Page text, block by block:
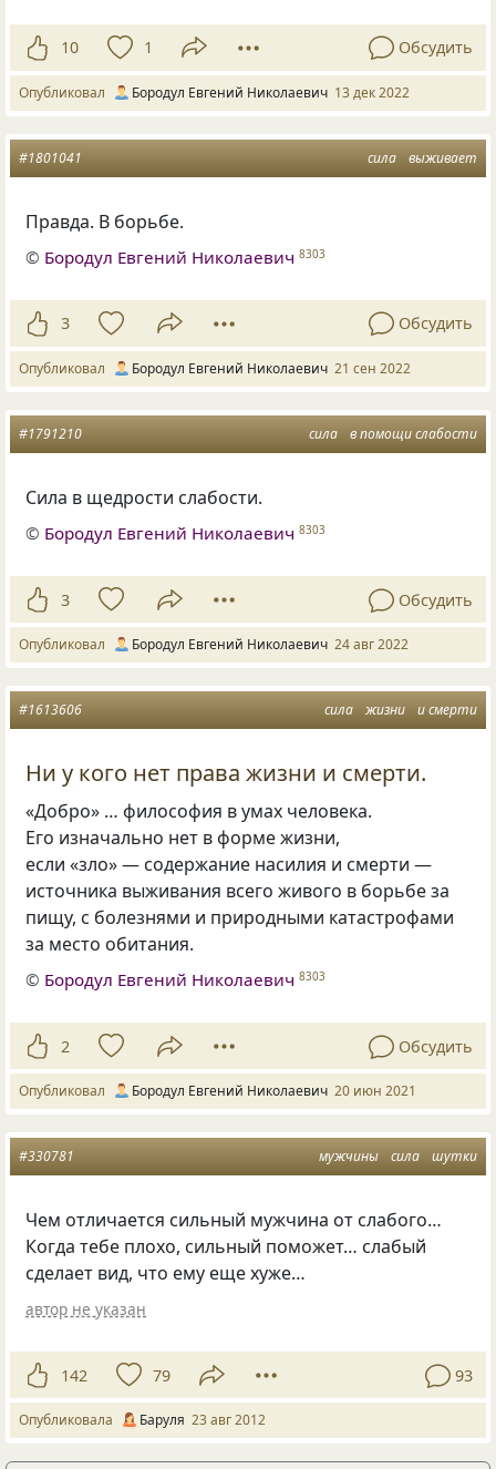
10 1 Обсудить
Опубликовал Бородул Евгений Николаевич 13 дек 2022
сила выживает
#1801041
Правда. В борьбе.
© Бородул Евгений Николаевич 8303
3 Обсудить
Опубликовал Бородул Евгений Николаевич 21 сен 2022
сила в помощи слабости
#1791210
Сила в щедрости слабости.
© Бородул Евгений Николаевич 8303
3 Обсудить
Опубликовал Бородул Евгений Николаевич 24 авг 2022
сила жизни и смерти
#1613606
Ни у кого нет права жизни и смерти.
«Добро» … философия в умах человека.
Его изначально нет в форме жизни,
если «зло» — содержание насилия и смерти —
источника выживания всего живого в борьбе за
пищу, с болезнями и природными катастрофами
за место обитания.
© Бородул Евгений Николаевич 8303
2 Обсудить
Опубликовал Бородул Евгений Николаевич 20 июн 2021
мужчины сила шутки
#330781
Чем отличается сильный мужчина от слабого…
Когда тебе плохо, сильный поможет… слабый
сделает вид, что ему еще хуже…
автор не указан
142 79 93
Опубликовала Баруля 23 авг 2012